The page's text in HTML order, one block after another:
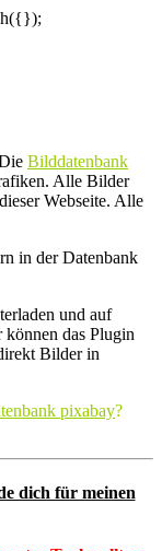
Bilddatenbank
Alle Bilder
Webseite. Alle
in der Datenbank
und auf
können das Plugin
Bilder in
pixabay?
dich für meinen